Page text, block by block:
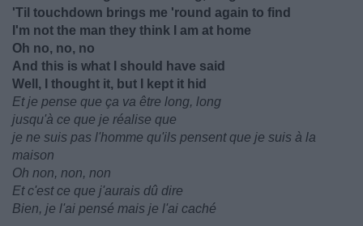
'Til touchdown brings me 'round again to find
I'm not the man they think I am at home
Oh no, no, no
And this is what I should have said
Well, I thought it, but I kept it hid
Et je pense que ça va être long, long
jusqu'à ce que je réalise que
je ne suis pas l'homme qu'ils pensent que je suis à la
maison
Oh non, non, non
Et c'est ce que j'aurais dû dire
Bien, je l'ai pensé mais je l'ai caché